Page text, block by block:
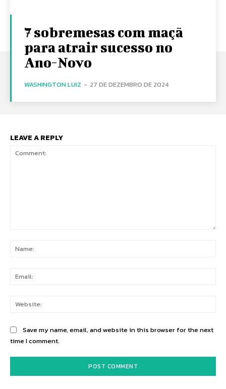
7 sobremesas com maçã
para atrair sucesso no
Ano-Novo
WASHINGTON LUIZ - 27 DE DEZEMBRO DE 2024
LEAVE A REPLY
Save my name, email, and website in this browser for the next
time I comment.